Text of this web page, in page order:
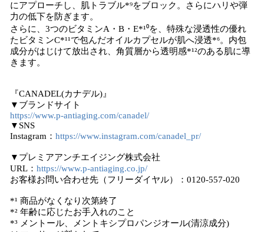
にアプローチし、肌トラブル*⁹をブロック。さらにハリや弾
力の低下を防ぎます。
さらに、3つのビタミンA・B・E*¹⁰を、特殊な浸透性の優れ
たビタミンC*¹¹で包んだオイルカプセルが肌へ浸透*⁶。内包
成分がはじけて放出され、角質層から透明感*¹²のある肌に導
きます。
『CANADEL(カナデル)』
▼ブランドサイト
https://www.p-antiaging.com/canadel/
▼SNS
Instagram： https://www.instagram.com/canadel_pr/
▼プレミアアンチエイジング株式会社
URL： https://www.p-antiaging.co.jp/
お客様お問い合わせ先（フリーダイヤル）：0120-557-020
*¹ 商品がなくなり次第終了
*² 年齢に応じたお手入れのこと
*³ メントール、メントキシプロパンジオール(清涼成分)